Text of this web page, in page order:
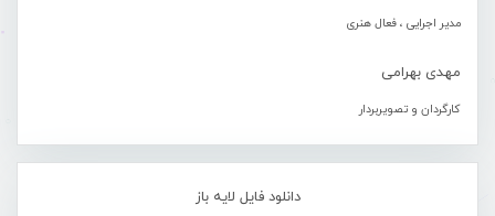
مدیر اجرایی ، فعال هنری
مهدی بهرامی
کارگردان و تصویربردار
دانلود فایل لایه باز